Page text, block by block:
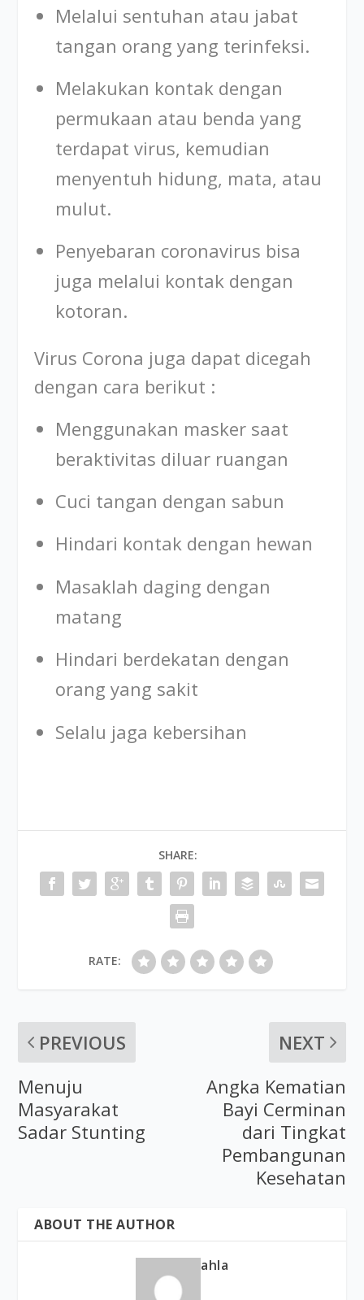
Melalui sentuhan atau jabat
tangan orang yang terinfeksi.
Melakukan kontak dengan
permukaan atau benda yang
terdapat virus, kemudian
menyentuh hidung, mata, atau
mulut.
Penyebaran coronavirus bisa
juga melalui kontak dengan
kotoran.
Virus Corona juga dapat dicegah
dengan cara berikut :
Menggunakan masker saat
beraktivitas diluar ruangan
Cuci tangan dengan sabun
Hindari kontak dengan hewan
Masaklah daging dengan
matang
Hindari berdekatan dengan
orang yang sakit
Selalu jaga kebersihan
SHARE:
RATE:
PREVIOUS
Menuju
Masyarakat
Sadar Stunting
NEXT
Angka Kematian
Bayi Cerminan
dari Tingkat
Pembangunan
Kesehatan
ABOUT THE AUTHOR
ahla